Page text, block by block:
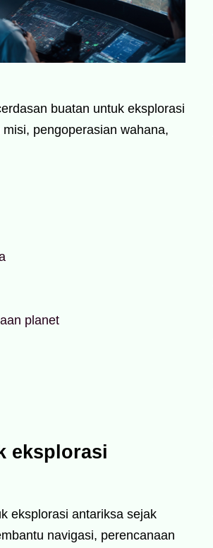
buatan untuk eksplorasi
pengoperasian wahana,
planet
eksplorasi
eksplorasi antariksa sejak
navigasi, perencanaan